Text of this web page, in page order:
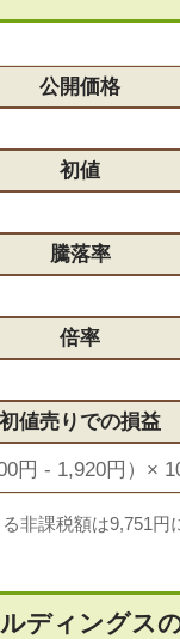
公開価格
初値
騰落率
倍率
初値売りでの損益
円 - 1,920円）×
非課税額は9,751円
ディングス